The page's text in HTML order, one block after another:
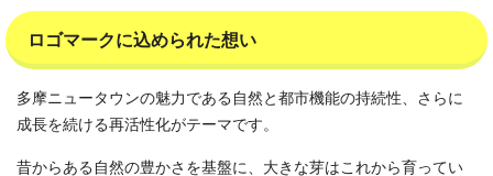
ロゴマークに込められた想い
多摩ニュータウンの魅力である自然と都市機能の持続性、さらに
成長を続ける再活性化がテーマです。
昔からある自然の豊かさを基盤に、大きな芽はこれから育ってい